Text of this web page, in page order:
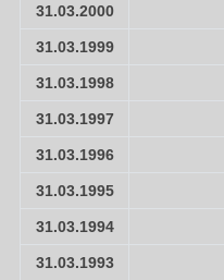
31.03.2000
31.03.1999
31.03.1998
31.03.1997
31.03.1996
31.03.1995
31.03.1994
31.03.1993